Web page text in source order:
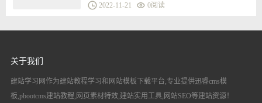
2022-11-21 0阅读
关于我们
建站学习网作为建站教程学习和网站模板下载平台,专业提供迅睿cms模
板,pbootcms建站教程,网页素材特效,建站实用工具,网站SEO等建站资源！